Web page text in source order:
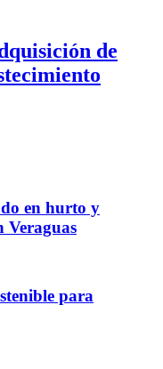
de
en hurto y
Veraguas
para